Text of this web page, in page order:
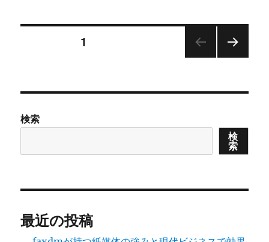
リ
の
ペ
ー
ジ
送
1
ジ
検索
検
索
最近の投稿